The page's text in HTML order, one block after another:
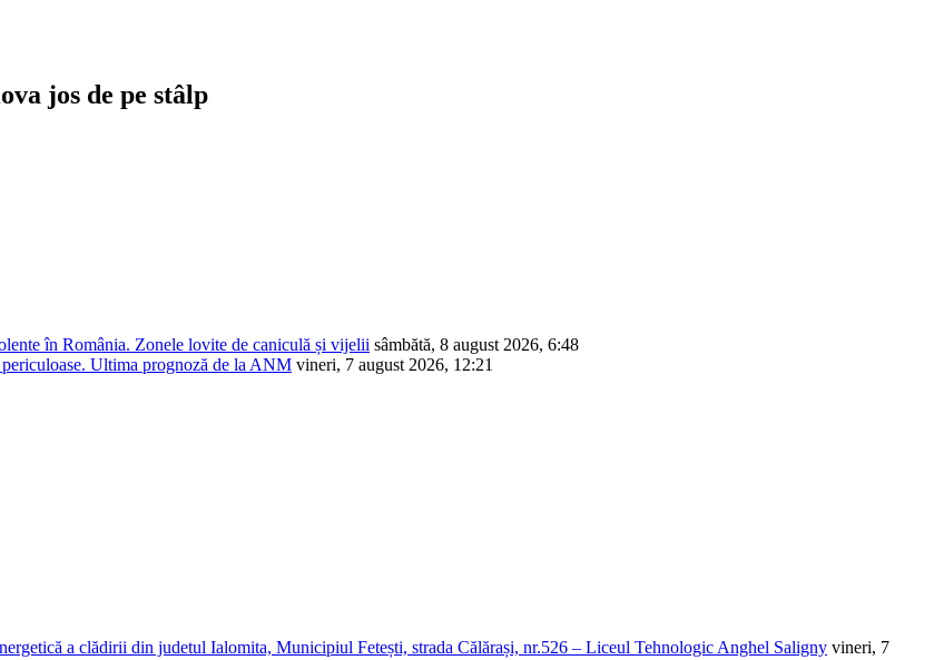
jos de pe stâlp
în România. Zonele lovite de caniculă și vijelii sâmbătă, 8 august 2026, 6:48
Ultima prognoză de la ANM vineri, 7 august 2026, 12:21
a clădirii din judetul Ialomita, Municipiul Fetești, strada Călărași, nr.526 – Liceul Tehnologic Anghel Saligny vineri, 7